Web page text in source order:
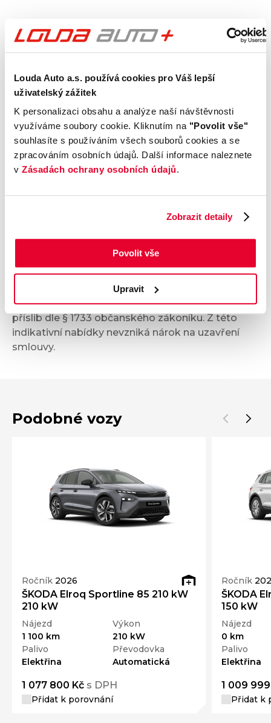
Louda Auto a.s. používá cookies pro Váš lepší
uživatelský zážitek
K personalizaci obsahu a analýze naší návštěvnosti
využíváme soubory cookie. Kliknutím na "Povolit vše"
souhlasíte s používáním všech souborů cookies a se
zpracováním osobních údajů. Další informace naleznete
v Zásadách ochrany osobních údajů.
Zobrazit detaily
Povolit vše
Upravit
Maximální dojezd na
km
Rychlost nabíjení
Kapacita baterie
kWh
Ne
Vozidlo jako zdroj
Předehřev baterie
Ne
Údaje obsažené v této kartě vozu mají
informativní charakter. Tato indikativní nabídka
není nabídkou ve smyslu § 1731 nebo § 1732
občanského zákoníku, ani se nejedná o veřejný
příslib dle § 1733 občanského zákoníku. Z této
indikativní nabídky nevzniká nárok na uzavření
smlouvy.
Podobné vozy
Ročník 2026
ŠKODA Elroq Sportline 85 210 kW
210 kW
Nájezd
1 100 km
Výkon
210 kW
Palivo
Elektřina
Převodovka
Automatická
1 077 800 Kč s DPH
Přidat k porovnání
Ročník
ŠKODA
150 kW
Nájezd
0 km
Palivo
Elektřina
1 009
Přidat k